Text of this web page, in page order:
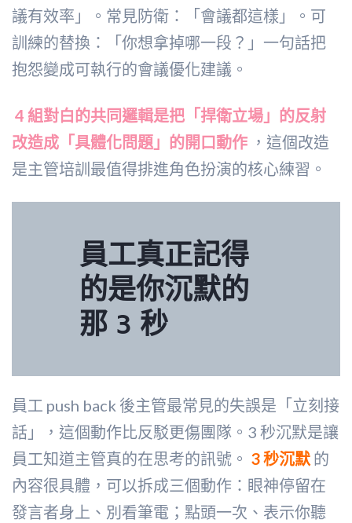
議有效率」。常見防衛：「會議都這樣」。可
訓練的替換：「你想拿掉哪一段？」一句話把
抱怨變成可執行的會議優化建議。
4 組對白的共同邏輯是把「捍衛立場」的反射
改造成「具體化問題」的開口動作 ，這個改造
是主管培訓最值得排進角色扮演的核心練習。
員工真正記得
的是你沉默的
那 3 秒
員工 push back 後主管最常見的失誤是「立刻接
話」，這個動作比反駁更傷團隊。3 秒沉默是讓
員工知道主管真的在思考的訊號。 3 秒沉默 的
內容很具體，可以拆成三個動作：眼神停留在
發言者身上、別看筆電；點頭一次、表示你聽